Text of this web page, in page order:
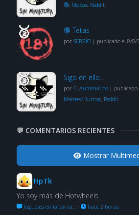
🔞, Mozas, Reddit
🔞 Tetas
por SERGIO| publicado el 8/8/
Sigo en ello…
por El Automático|
Memes/Humor, Reddit
💬 COMENTARIOS RECIENTES
Mostrar
HpTk
Yo soy más de Hotwheels.
Juguetes en la cama… · hace 2 horas